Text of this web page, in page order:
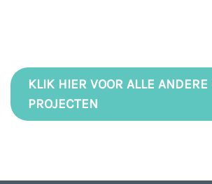
KLIK HIER VOOR ALLE ANDERE
PROJECTEN